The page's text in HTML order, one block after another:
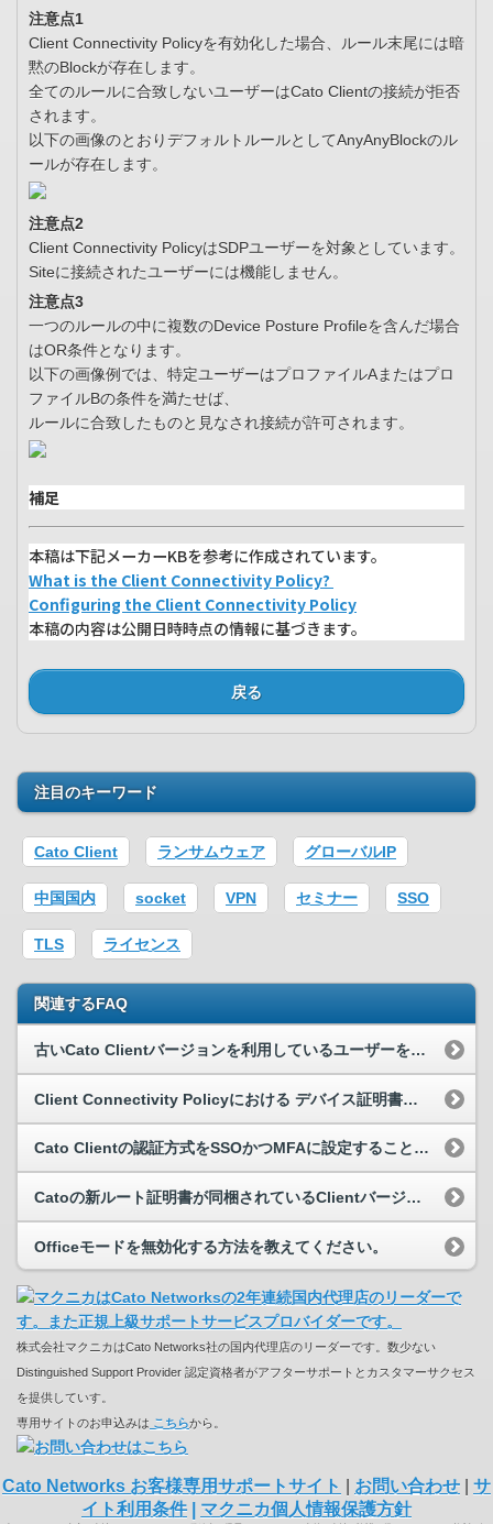
注意点1
Client Connectivity Policyを有効化した場合、ルール末尾には暗
黙のBlockが存在します。
全てのルールに合致しないユーザーはCato Clientの接続が拒否
されます。
以下の画像のとおりデフォルトルールとしてAnyAnyBlockのル
ールが存在します。
注意点2
Client Connectivity PolicyはSDPユーザーを対象としています。
Siteに接続されたユーザーには機能しません。
注意点3
一つのルールの中に複数のDevice Posture Profileを含んだ場合
はOR条件となります。
以下の画像例では、特定ユーザーはプロファイルAまたはプロ
ファイルBの条件を満たせば、
ルールに合致したものと見なされ接続が許可されます。
補足
本稿は下記メーカーKBを参考に作成されています。
What is the Client Connectivity Policy?
Configuring the Client Connectivity Policy
本稿の内容は公開日時時点の情報に基づきます。
戻る
注目のキーワード
Cato Client ランサムウェア グローバルIP
中国国内 socket VPN セミナー SSO
TLS ライセンス
関連するFAQ
古いCato Clientバージョンを利用しているユーザーを特定することはできますか？
Client Connectivity Policyにおける デバイス証明書認証(Device Certificate) の設定方法を教えてください。
Cato Clientの認証方式をSSOかつMFAに設定することはできますか？
Catoの新ルート証明書が同梱されているClientバージョンを教えてください。
Officeモードを無効化する方法を教えてください。
株式会社マクニカはCato Networks社の国内代理店のリーダーです。数少ない
Distinguished Support Provider 認定資格者がアフターサポートとカスタマーサクセス
を提供していす。
専用サイトのお申込みは こちらから。
Cato Networks お客様専用サポートサイト お問い合わせ
サ
イト利用条件| マクニカ個人情報保護方針